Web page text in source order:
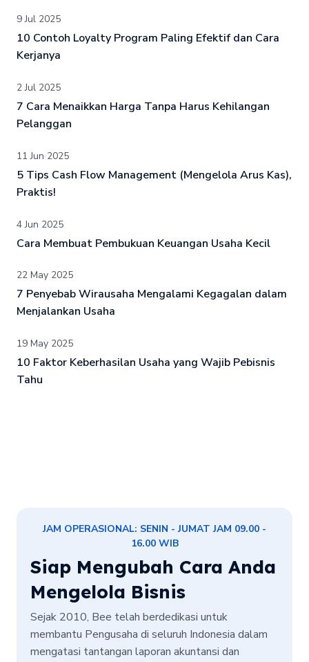
9 Jul 2025
10 Contoh Loyalty Program Paling Efektif dan Cara
Kerjanya
2 Jul 2025
7 Cara Menaikkan Harga Tanpa Harus Kehilangan
Pelanggan
11 Jun 2025
5 Tips Cash Flow Management (Mengelola Arus Kas),
Praktis!
4 Jun 2025
Cara Membuat Pembukuan Keuangan Usaha Kecil
22 May 2025
7 Penyebab Wirausaha Mengalami Kegagalan dalam
Menjalankan Usaha
19 May 2025
10 Faktor Keberhasilan Usaha yang Wajib Pebisnis
Tahu
JAM OPERASIONAL: SENIN - JUMAT JAM 09.00 -
16.00 WIB
Siap Mengubah Cara Anda
Mengelola Bisnis
Sejak 2010, Bee telah berdedikasi untuk
membantu Pengusaha di seluruh Indonesia dalam
mengatasi tantangan laporan akuntansi dan